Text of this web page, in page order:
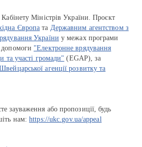
Кабінету Міністрів України. Проєкт
Європа та Державним агентством з
України у межах програми
допомоги "Електронне врядування
та участі громади" (EGAP), за
агенції розвитку та
зауваження або пропозиції, будь
нам:https://ukc.gov.ua/appeal